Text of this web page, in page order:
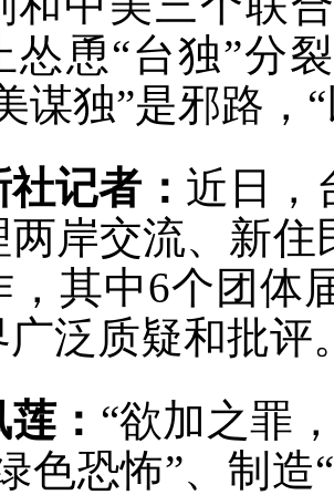
怂恿“台独”分
谋独”是邪路，
记者： 近日，
两岸交流、新
，其中6个团体
广泛质疑和批评
： “欲加之罪
色恐怖”、制